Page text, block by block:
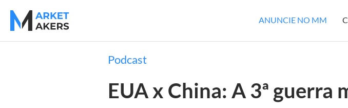
ANUNCIE NO MM
Podcast
EUA x China: A 3ª guerra